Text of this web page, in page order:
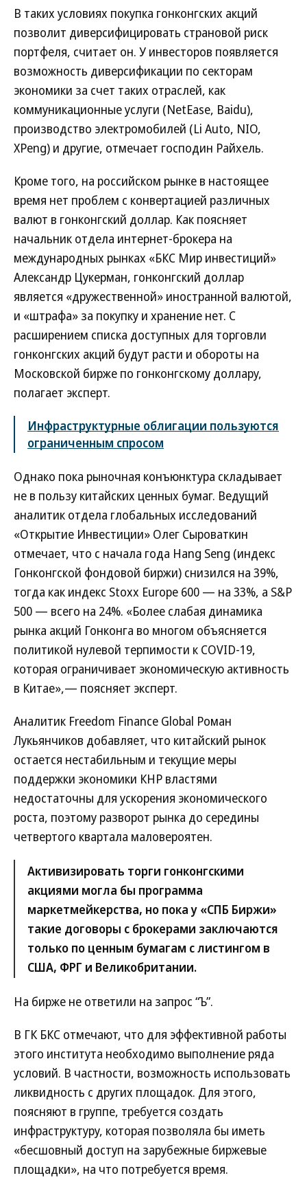
В таких условиях покупка гонконгских акций
позволит диверсифицировать страновой риск
портфеля, считает он. У инвесторов появляется
возможность диверсификации по секторам
экономики за счет таких отраслей, как
коммуникационные услуги (NetEase, Baidu),
производство электромобилей (Li Auto, NIO,
XPeng) и другие, отмечает господин Райхель.
Кроме того, на российском рынке в настоящее
время нет проблем с конвертацией различных
валют в гонконгский доллар. Как поясняет
начальник отдела интернет-брокера на
международных рынках «БКС Мир инвестиций»
Александр Цукерман, гонконгский доллар
является «дружественной» иностранной валютой,
и «штрафа» за покупку и хранение нет. С
расширением списка доступных для торговли
гонконгских акций будут расти и обороты на
Московской бирже по гонконгскому доллару,
полагает эксперт.
Инфраструктурные облигации пользуются
ограниченным спросом
Однако пока рыночная конъюнктура складывает
не в пользу китайских ценных бумаг. Ведущий
аналитик отдела глобальных исследований
«Открытие Инвестиции» Олег Сыроваткин
отмечает, что с начала года Hang Seng (индекс
Гонконгской фондовой биржи) снизился на 39%,
тогда как индекс Stoxx Europe 600 — на 33%, а S&P
500 — всего на 24%. «Более слабая динамика
рынка акций Гонконга во многом объясняется
политикой нулевой терпимости к COVID-19,
которая ограничивает экономическую активность
в Китае»,— поясняет эксперт.
Аналитик Freedom Finance Global Роман
Лукьянчиков добавляет, что китайский рынок
остается нестабильным и текущие меры
поддержки экономики КНР властями
недостаточны для ускорения экономического
роста, поэтому разворот рынка до середины
четвертого квартала маловероятен.
Активизировать торги гонконгскими
акциями могла бы программа
маркетмейкерства, но пока у «СПБ Биржи»
такие договоры с брокерами заключаются
только по ценным бумагам с листингом в
США, ФРГ и Великобритании.
На бирже не ответили на запрос “Ъ”.
В ГК БКС отмечают, что для эффективной работы
этого института необходимо выполнение ряда
условий. В частности, возможность использовать
ликвидность с других площадок. Для этого,
поясняют в группе, требуется создать
инфраструктуру, которая позволяла бы иметь
«бесшовный доступ на зарубежные биржевые
площадки», на что потребуется время.